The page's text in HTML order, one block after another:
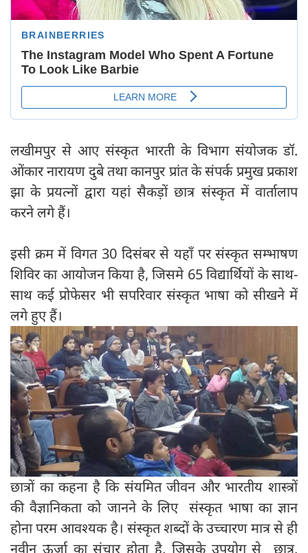
लखीमपुर से आए संस्कृत भारती के विभाग संयोजक डॉ.
ओंकार नारायण दुबे तथा कानपुर प्रांत के संपर्क प्रमुख प्रकाश
झा के प्रयत्नों द्वारा यहां सैकड़ों छात्र संस्कृत में वार्तालाप
करने लगे हैं।
इसी क्रम में विगत 30 दिसंबर से यहाँ पर संस्कृत सम्भाषण
शिविर का आयोजन किया है, जिसमे 65 विद्यार्थियों के साथ-
साथ कई प्रोफेसर भी सपरिवार संस्कृत भाषा को सीखने में
लगे हुए हैं।
छात्रों का कहना है कि संयमित जीवन और भारतीय शास्त्रों
की वैज्ञानिकता को जानने के लिए संस्कृत भाषा का ज्ञान
होना परम आवश्यक है। संस्कृत शब्दों के उच्चारण मात्र से ही
नवीन ऊर्जा का संचार होता है, जिसके उपयोग से छात्र,